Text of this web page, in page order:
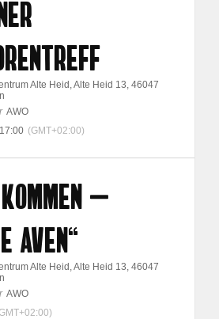
Alte Heid , Alte Heid 13, 46047
AWO
(GMT+02:00)
–
AVEN“
Alte Heid , Alte Heid 13, 46047
AWO